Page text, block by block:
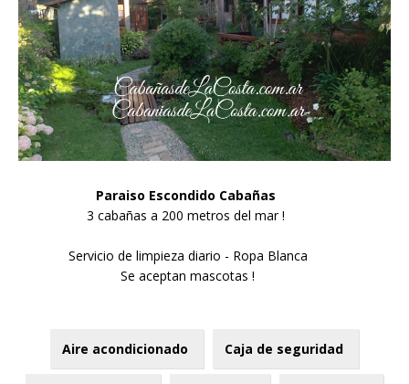
Paraiso Escondido Cabañas
3 cabañas a 200 metros del mar !
Servicio de limpieza diario - Ropa Blanca
Se aceptan mascotas !
Aire acondicionado Caja de seguridad